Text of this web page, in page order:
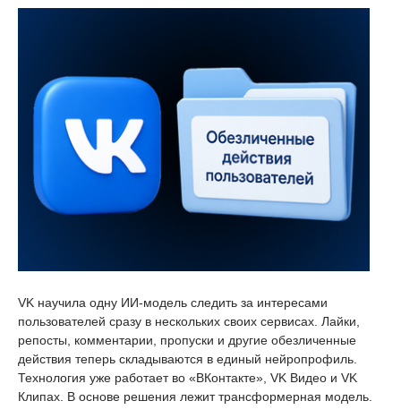
VK научила одну ИИ-модель следить за интересами
пользователей сразу в нескольких своих сервисах. Лайки,
репосты, комментарии, пропуски и другие обезличенные
действия теперь складываются в единый нейропрофиль.
Технология уже работает во «ВКонтакте», VK Видео и VK
Клипах. В основе решения лежит трансформерная модель.